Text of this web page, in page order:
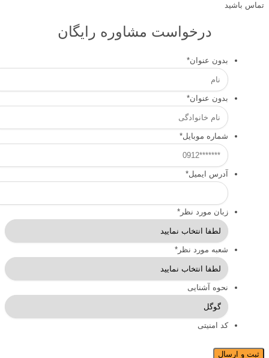
تماس باشید
درخواست مشاوره رایگان
بدون عنوان*
بدون عنوان*
شماره موبایل*
آدرس ایمیل*
زبان مورد نظر *
شعبه مورد نظر *
نحوه آشنایی
کد امنیتی